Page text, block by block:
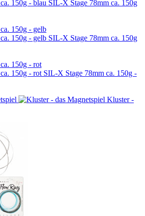
SIL-X Stage 78mm ca. 150g
SIL-X Stage 78mm ca. 150g
SIL-X Stage 78mm ca. 150g -
Kluster -